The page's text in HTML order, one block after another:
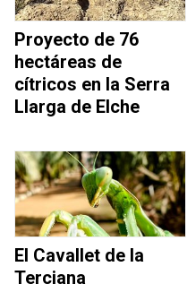
Proyecto de 76
hectáreas de
cítricos en la Serra
Llarga de Elche
El Cavallet de la
Terciana